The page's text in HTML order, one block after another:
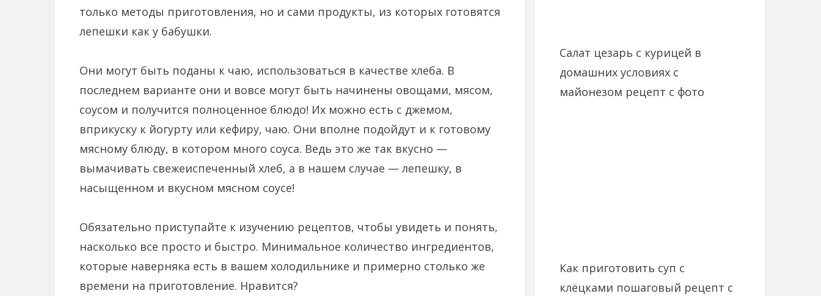
только методы приготовления, но и сами продукты, из которых готовятся
лепешки как у бабушки.
Они могут быть поданы к чаю, использоваться в качестве хлеба. В
последнем варианте они и вовсе могут быть начинены овощами, мясом,
соусом и получится полноценное блюдо! Их можно есть с джемом,
вприкуску к йогурту или кефиру, чаю. Они вполне подойдут и к готовому
мясному блюду, в котором много соуса. Ведь это же так вкусно —
вымачивать свежеиспеченный хлеб, а в нашем случае — лепешку, в
насыщенном и вкусном мясном соусе!
Обязательно приступайте к изучению рецептов, чтобы увидеть и понять,
насколько все просто и быстро. Минимальное количество ингредиентов,
которые наверняка есть в вашем холодильнике и примерно столько же
времени на приготовление. Нравится?
Салат цезарь с курицей в
домашних условиях с
майонезом рецепт с фото
Как приготовить суп с
клёцками пошаговый рецепт с